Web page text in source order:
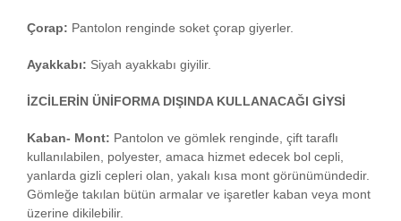
Çorap: Pantolon renginde soket çorap giyerler.
Ayakkabı: Siyah ayakkabı giyilir.
İZCİLERİN ÜNİFORMA DIŞINDA KULLANACAĞI GİYSİ
Kaban- Mont: Pantolon ve gömlek renginde, çift taraflı
kullanılabilen, polyester, amaca hizmet edecek bol cepli,
yanlarda gizli cepleri olan, yakalı kısa mont görünümündedir.
Gömleğe takılan bütün armalar ve işaretler kaban veya mont
üzerine dikilebilir.